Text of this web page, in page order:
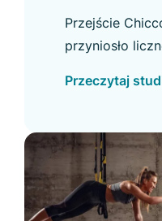
Przejście
przyniosło
większe
Przeczytaj